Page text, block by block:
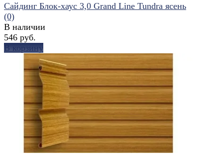
сравнить
Сайдинг Блок-хаус 3,0 Grand Line Tundra ясень
(0)
В наличии
546 руб.
В корзину